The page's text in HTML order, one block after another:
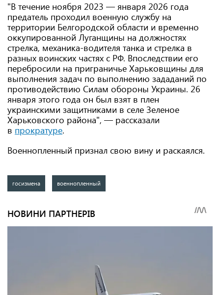
"В течение ноября 2023 — января 2026 года
предатель проходил военную службу на
территории Белгородской области и временно
оккупированной Луганщины на должностях
стрелка, механика-водителя танка и стрелка в
разных воинских частях с РФ. Впоследствии его
перебросили на приграничье Харьковщины для
выполнения задач по выполнению зададаний по
противодействию Силам обороны Украины. 26
января этого года он был взят в плен
украинскими защитниками в селе Зеленое
Харьковского района", — рассказали
в прократуре.
Военнопленный признал свою вину и раскаялся.
госизмена военнопленный